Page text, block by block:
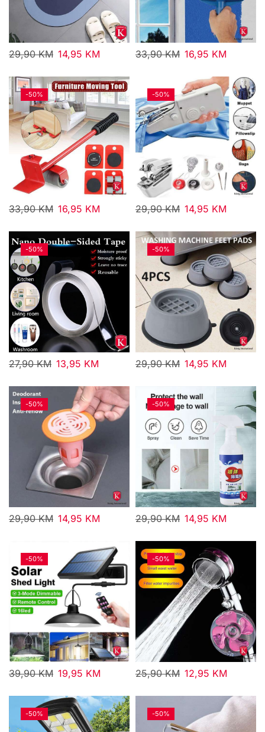
29,90KM 14,95 KM 33,90KM 16,95 KM
-50%
33,90KM 16,95 KM
-50%
29,90KM 14,95 KM
-50%
27,90KM 13,95 KM
-50%
29,90KM 14,95 KM
-50%
29,90KM 14,95 KM
-50%
29,90KM 14,95 KM
-50%
39,90KM 19,95 KM
-50%
25,90KM 12,95 KM
-50% -50%